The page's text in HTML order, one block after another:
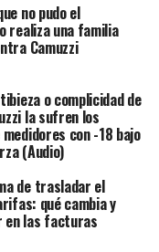
no pudo el
realiza una familia
Camuzzi
o complicidad de
la sufren los
con -18 bajo
(Audio)
de trasladar el
qué cambia y
en las facturas